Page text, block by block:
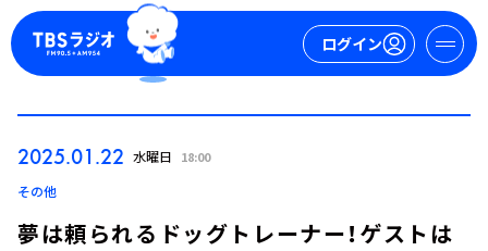
ログイン
2025.01.22 水曜日 18:00
その他
夢は頼られるドッグトレーナー！ゲストは